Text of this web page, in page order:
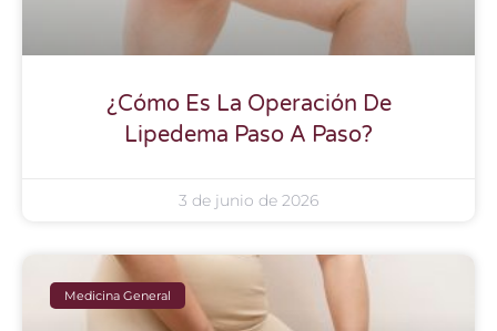
¿Cómo Es La Operación De
Lipedema Paso A Paso?
3 de junio de 2026
Medicina General